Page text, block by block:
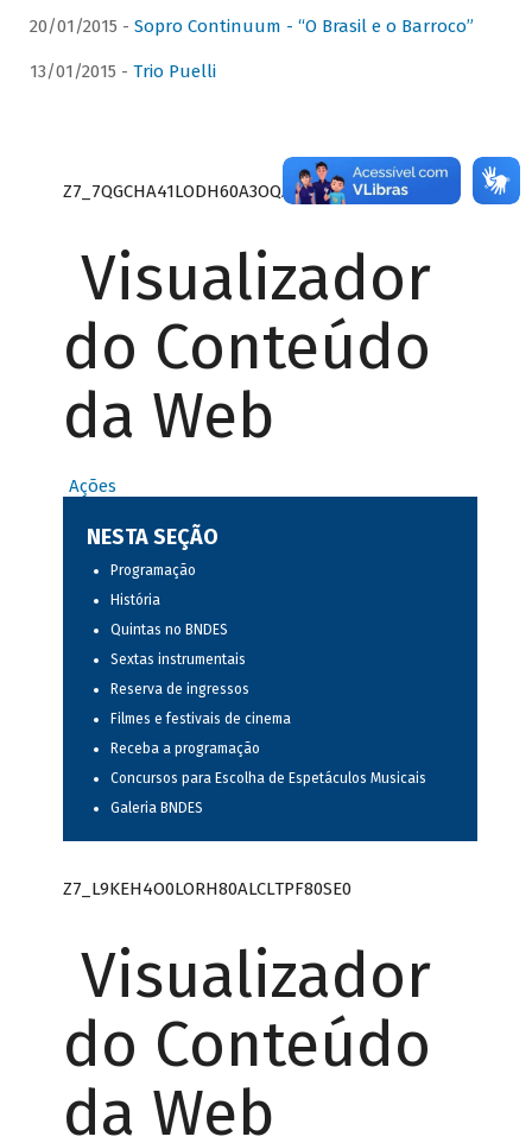
20/01/2015 - Sopro Continuum - “O Brasil e o Barroco”
13/01/2015 - Trio Puelli
Z7_7QGCHA41LODH60A3OQA8RN1415
Visualizador
do Conteúdo
da Web
Ações
NESTA SEÇÃO
Programação
História
Quintas no BNDES
Sextas instrumentais
Reserva de ingressos
Filmes e festivais de cinema
Receba a programação
Concursos para Escolha de Espetáculos Musicais
Galeria BNDES
Z7_L9KEH4O0LORH80ALCLTPF80SE0
Visualizador
do Conteúdo
da Web